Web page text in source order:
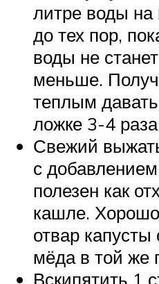
литре воды на
до тех пор,
воды не
меньше.
теплым
ложке 3-4 раза
Свежий
с
полезен как
кашле. Хорошо
отвар
мёда в той же
Вскипятить 1